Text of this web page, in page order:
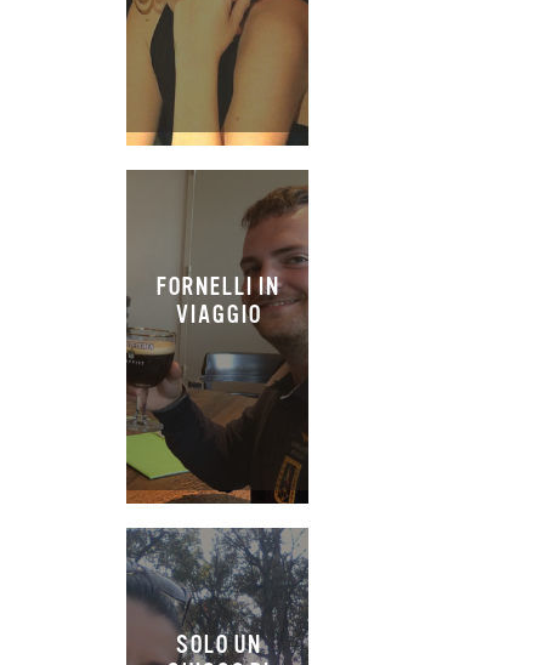
FORNELLI IN
VIAGGIO
SOLO UN